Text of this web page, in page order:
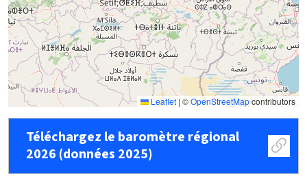
Leaflet | ©OpenStreetMapcontributors
Téléchargez le baromètre régional
2026 (données 2025)